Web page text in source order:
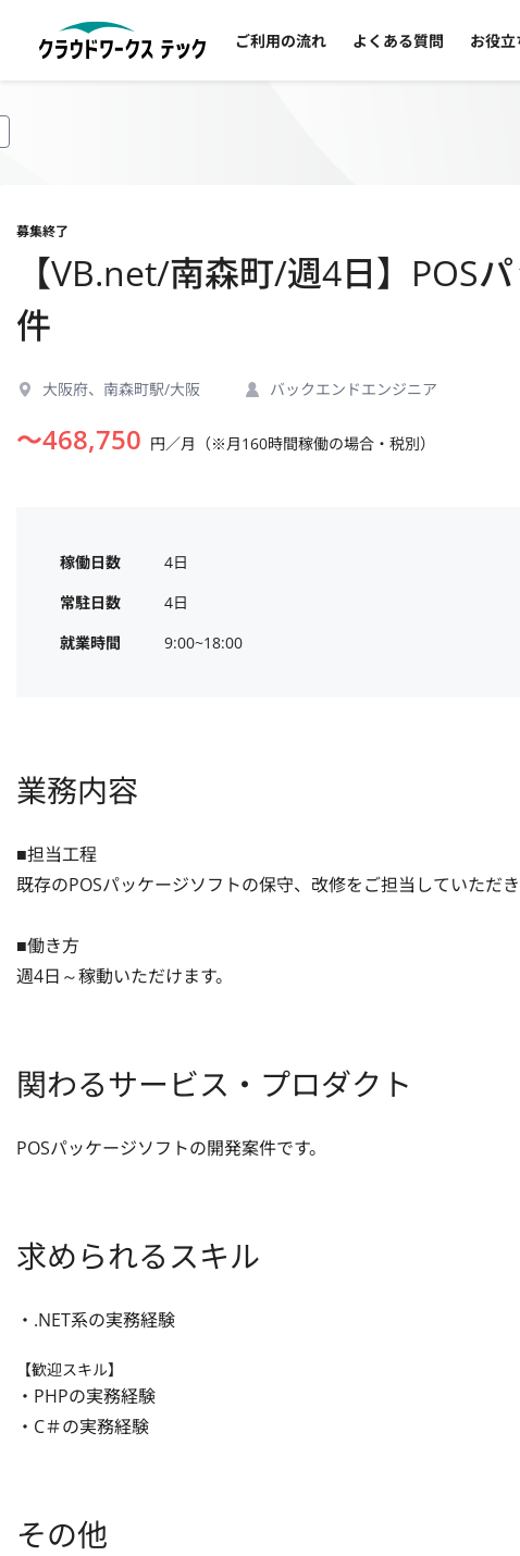
ご利用の流れ よくある質問 お役
募集終了
【VB.net/南森町/週4日】POS
件
大阪府、南森町駅/大阪 バックエンドエンジニア
〜468,750 円／月（※月160時間稼働の場合・税別）
稼働日数
4日
常駐日数
4日
就業時間
9:00~18:00
業務内容
■担当工程
既存のPOSパッケージソフトの保守、改修をご担当していただき
■働き方
週4日～稼動いただけます。
関わるサービス・プロダクト
POSパッケージソフトの開発案件です。
求められるスキル
・.NET系の実務経験
【歓迎スキル】
・PHPの実務経験
・C＃の実務経験
その他